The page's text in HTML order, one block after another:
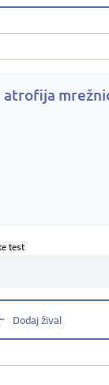
test
Dodaj žival